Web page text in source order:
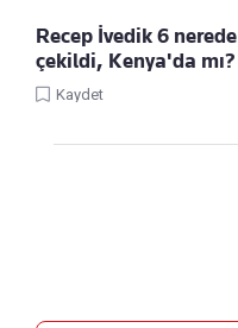
Recep İvedik 6 nerede
çekildi, Kenya'da mı?
Kaydet